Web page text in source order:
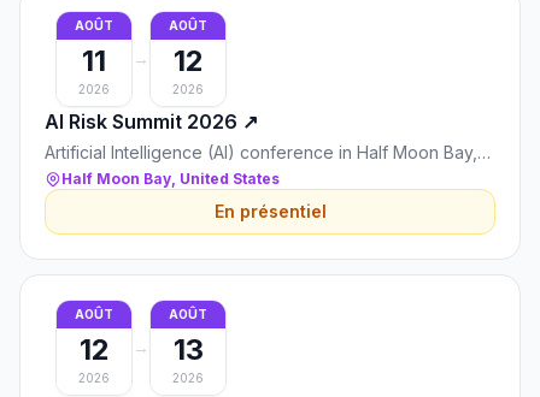
AOÛT
11
2026
→
AOÛT
12
2026
AI Risk Summit 2026 ↗
Artificial Intelligence (AI) conference in Half Moon Bay,
United States
Half Moon Bay, United States
En présentiel
AOÛT
12
2026
→
AOÛT
13
2026